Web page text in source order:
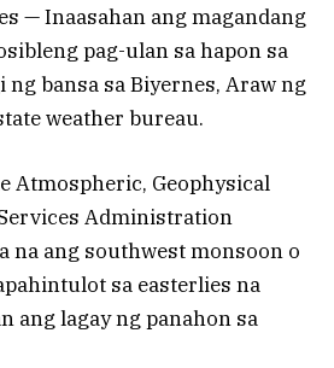
— Inaasahan ang magandang
pag-ulan sa hapon sa
bansa sa Biyernes, Araw ng
weather bureau.
Atmospheric, Geophysical
Administration
na ang southwest monsoon o
sa easterlies na
ang lagay ng panahon sa